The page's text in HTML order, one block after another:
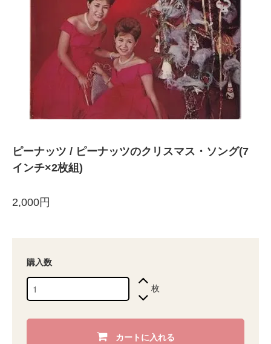
ピーナッツ / ピーナッツのクリスマス・ソング(7
インチ×2枚組)
2,000円
購入数
枚
カートに入れる